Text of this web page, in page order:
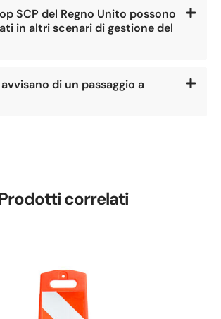
SCP del Regno Unito possono
in altri scenari di gestione del
di un passaggio a
correlati